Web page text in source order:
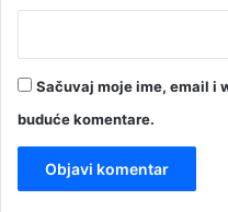
Sačuvaj moje ime, email i
buduće komentare.